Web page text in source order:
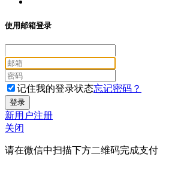
使用邮箱登录
记住我的登录状态忘记密码？
新用户注册
关闭
请在微信中扫描下方二维码完成支付